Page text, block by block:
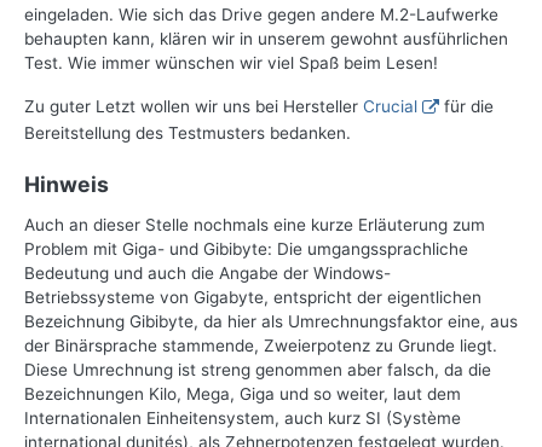
eingeladen. Wie sich das Drive gegen andere M.2-Laufwerke
behaupten kann, klären wir in unserem gewohnt ausführlichen
Test. Wie immer wünschen wir viel Spaß beim Lesen!
Zu guter Letzt wollen wir uns bei Hersteller Crucial
für die
Bereitstellung des Testmusters bedanken.
Hinweis
Auch an dieser Stelle nochmals eine kurze Erläuterung zum
Problem mit Giga- und Gibibyte: Die umgangssprachliche
Bedeutung und auch die Angabe der Windows-
Betriebssysteme von Gigabyte, entspricht der eigentlichen
Bezeichnung Gibibyte, da hier als Umrechnungsfaktor eine, aus
der Binärsprache stammende, Zweierpotenz zu Grunde liegt.
Diese Umrechnung ist streng genommen aber falsch, da die
Bezeichnungen Kilo, Mega, Giga und so weiter, laut dem
Internationalen Einheitensystem, auch kurz SI (Système
international dunités), als Zehnerpotenzen festgelegt wurden.